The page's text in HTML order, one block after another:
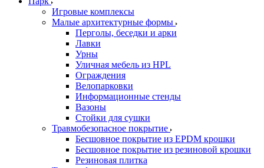
Игровые комплексы
Малые архитектурные формы
Перголы, беседки и арки
Лавки
Урны
Уличная мебель из HPL
Ограждения
Велопарковки
Информационные стенды
Вазоны
Стойки для сушки
Травмобезопасное покрытие
Бесшовное покрытие из EPDM крошки
Бесшовное покрытие из резиновой крошки
Резиновая плитка